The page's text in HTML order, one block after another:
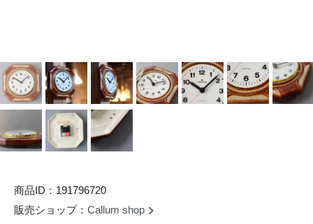
商品ID：191796720
販売ショップ： Callum shop